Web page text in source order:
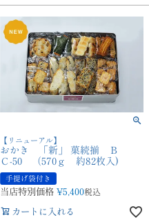
【リニューアル】
おかき 「新」 菓続揃 Ｂ
Ｃ-50 （570ｇ 約82枚入)
手提げ袋付き
当店特別価格 ¥5,400税込
カートに入れる